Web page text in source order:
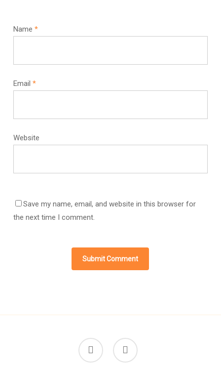
Name *
Email *
Website
Save my name, email, and website in this browser for
the next time I comment.
facebook instagram